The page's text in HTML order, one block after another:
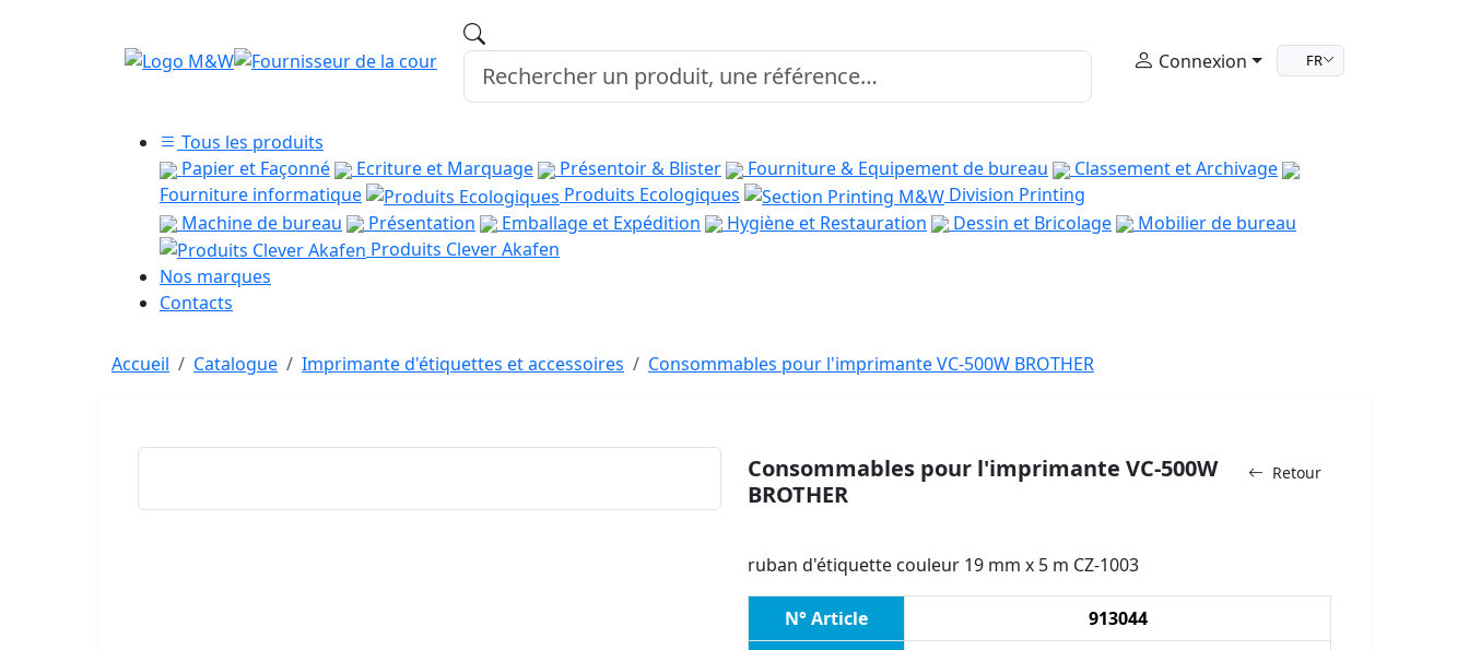
Connexion FR
Tous les produits
Papier et Façonné
Ecriture et Marquage Présentoir & Blister Fourniture & Equipement de bureau
Classement et Archivage
Fourniture informatique
Produits Ecologiques
Division Printing
Machine de bureau
Présentation Emballage et Expédition Hygiène et Restauration Dessin et Bricolage
Mobilier de bureau
Produits Clever Akafen
Nos marques
Contacts
Accueil Catalogue Imprimante d'étiquettes et accessoires Consommables pour l'imprimante VC-500W BROTHER
Retour
Consommables pour l'imprimante VC-500W
BROTHER
ruban d'étiquette couleur 19 mm x 5 m CZ-1003
N° Article
913044